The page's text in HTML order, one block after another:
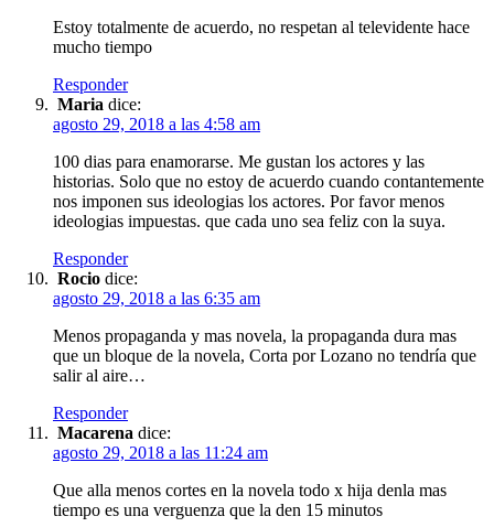
Estoy totalmente de acuerdo, no respetan al televidente hace
mucho tiempo
Responder
Maria dice:
agosto 29, 2018 a las 4:58 am
100 dias para enamorarse. Me gustan los actores y las
historias. Solo que no estoy de acuerdo cuando contantemente
nos imponen sus ideologias los actores. Por favor menos
ideologias impuestas. que cada uno sea feliz con la suya.
Responder
Rocio dice:
agosto 29, 2018 a las 6:35 am
Menos propaganda y mas novela, la propaganda dura mas
que un bloque de la novela, Corta por Lozano no tendría que
salir al aire…
Responder
Macarena dice:
agosto 29, 2018 a las 11:24 am
Que alla menos cortes en la novela todo x hija denla mas
tiempo es una verguenza que la den 15 minutos